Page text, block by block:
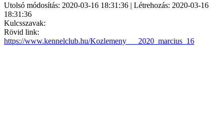
Utolsó módosítás: 2020-03-16 18:31:36 | Létrehozás: 2020-03-16
18:31:36
Kulcsszavak:
Rövid link:
https://www.kennelclub.hu/Kozlemeny___2020_marcius_16